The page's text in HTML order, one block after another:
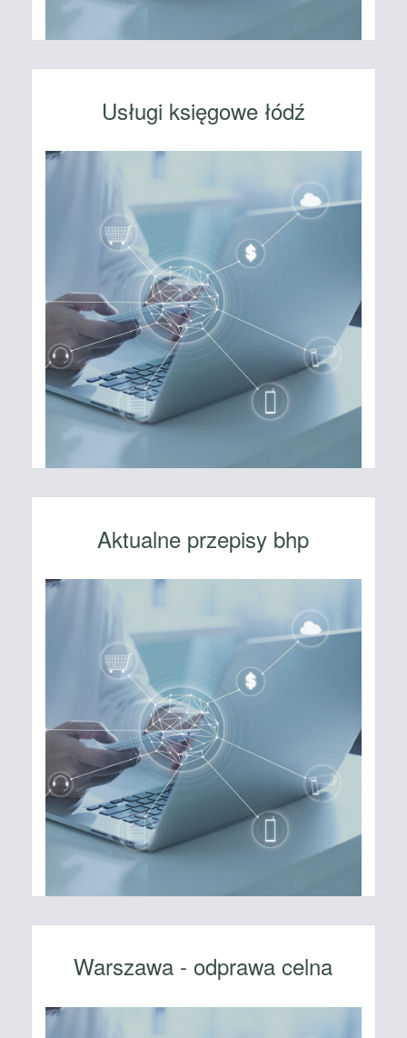
Usługi księgowe łódź
Aktualne przepisy bhp
Warszawa - odprawa celna